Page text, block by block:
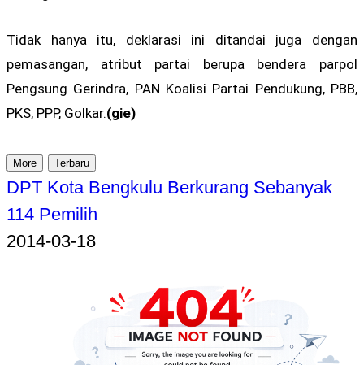
Tidak hanya itu, deklarasi ini ditandai juga dengan
pemasangan, atribut partai berupa bendera parpol
Pengsung Gerindra, PAN Koalisi Partai Pendukung, PBB,
PKS, PPP, Golkar.(gie)
More Terbaru
DPT Kota Bengkulu Berkurang Sebanyak
114 Pemilih
2014-03-18